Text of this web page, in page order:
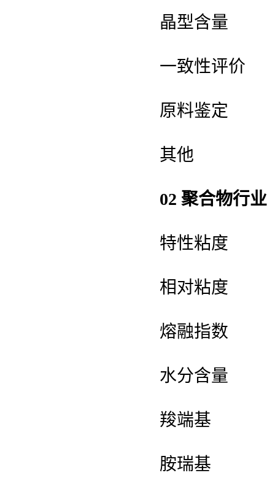
晶型含量
一致性评价
原料鉴定
其他
02 聚合物行业
特性粘度
相对粘度
熔融指数
水分含量
羧端基
胺瑞基